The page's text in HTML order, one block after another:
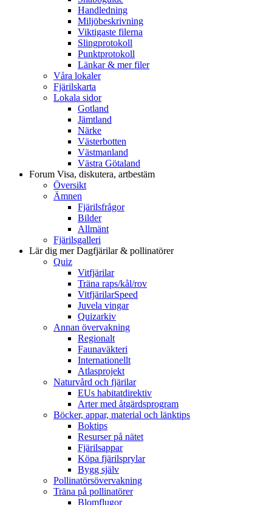
Handledning
Miljöbeskrivning
Viktigaste filerna
Slingprotokoll
Punktprotokoll
Länkar & mer filer
Våra lokaler
Fjärilskarta
Lokala sidor
Gotland
Jämtland
Närke
Västerbotten
Västmanland
Västra Götaland
Forum Visa, diskutera, artbestäm
Översikt
Ämnen
Fjärilsfrågor
Bilder
Allmänt
Fjärilsgalleri
Lär dig merDagfjärilar & pollinatörer
Quiz
Vitfjärilar
Träna raps/kål/rov
VitfjärilarSpeed
Juvela vingar
Quizarkiv
Annan övervakning
Regionalt
Faunaväkteri
Internationellt
Atlasprojekt
Naturvård och fjärilar
EUs habitatdirektiv
Arter med åtgärdsprogram
Böcker, appar, material och länktips
Boktips
Resurser på nätet
Fjärilsappar
Köpa fjärilsprylar
Bygg själv
Pollinatörsövervakning
Träna på pollinatörer
Blomflugor